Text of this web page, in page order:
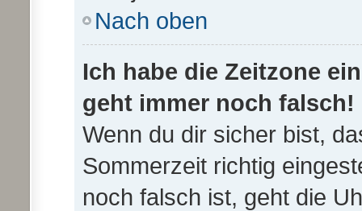
Nach oben
Ich habe die Zeitzone
geht immer noch falsch!
Wenn du dir sicher bist,
Sommerzeit richtig
noch falsch ist, geht die